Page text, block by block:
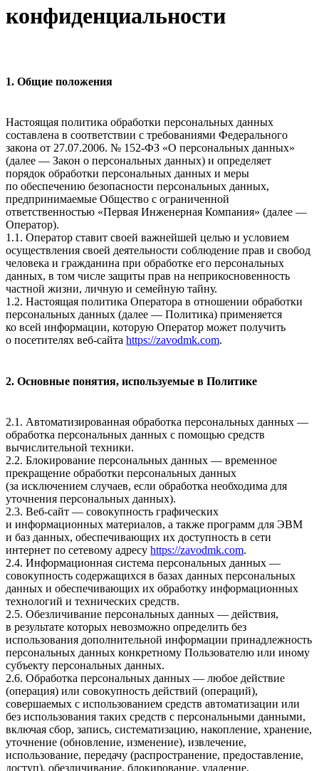
конфиденциальности
1. Общие положения
Настоящая политика обработки персональных данных
составлена в соответствии с требованиями Федерального
закона от 27.07.2006. № 152-ФЗ «О персональных данных»
(далее — Закон о персональных данных) и определяет
порядок обработки персональных данных и меры
по обеспечению безопасности персональных данных,
предпринимаемые Общество с ограниченной
ответственностью «Первая Инженерная Компания» (далее —
Оператор).
1.1. Оператор ставит своей важнейшей целью и условием
осуществления своей деятельности соблюдение прав и свобод
человека и гражданина при обработке его персональных
данных, в том числе защиты прав на неприкосновенность
частной жизни, личную и семейную тайну.
1.2. Настоящая политика Оператора в отношении обработки
персональных данных (далее — Политика) применяется
ко всей информации, которую Оператор может получить
о посетителях веб-сайта https://zavodmk.com.
2. Основные понятия, используемые в Политике
2.1. Автоматизированная обработка персональных данных —
обработка персональных данных с помощью средств
вычислительной техники.
2.2. Блокирование персональных данных — временное
прекращение обработки персональных данных
(за исключением случаев, если обработка необходима для
уточнения персональных данных).
2.3. Веб-сайт — совокупность графических
и информационных материалов, а также программ для ЭВМ
и баз данных, обеспечивающих их доступность в сети
интернет по сетевому адресу https://zavodmk.com.
2.4. Информационная система персональных данных —
совокупность содержащихся в базах данных персональных
данных и обеспечивающих их обработку информационных
технологий и технических средств.
2.5. Обезличивание персональных данных — действия,
в результате которых невозможно определить без
использования дополнительной информации принадлежность
персональных данных конкретному Пользователю или иному
субъекту персональных данных.
2.6. Обработка персональных данных — любое действие
(операция) или совокупность действий (операций),
совершаемых с использованием средств автоматизации или
без использования таких средств с персональными данными,
включая сбор, запись, систематизацию, накопление, хранение,
уточнение (обновление, изменение), извлечение,
использование, передачу (распространение, предоставление,
доступ), обезличивание, блокирование, удаление,